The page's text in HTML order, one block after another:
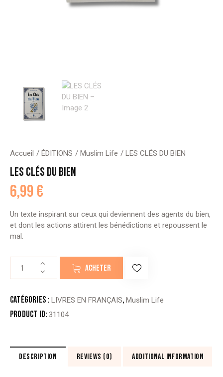
Accueil ÉDITIONS Muslim Life LES CLÉS DU BIEN
LES CLÉS DU BIEN
6,99€
Un texte inspirant sur ceux qui deviennent des agents du bien,
et dont les actions attirent les bénédictions et repoussent le
mal.
CLÉS
BIEN
ACHETER
Catégories : LIVRES EN FRANÇAIS,Muslim Life
Product ID:31104
DESCRIPTION REVIEWS (0) ADDITIONAL INFORMATION